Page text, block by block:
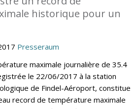
historique pour un
Presseraum
maximale journalière de 35.4
le 22/06/2017 à la station
de Findel-Aéroport, constitue
record de température maximale